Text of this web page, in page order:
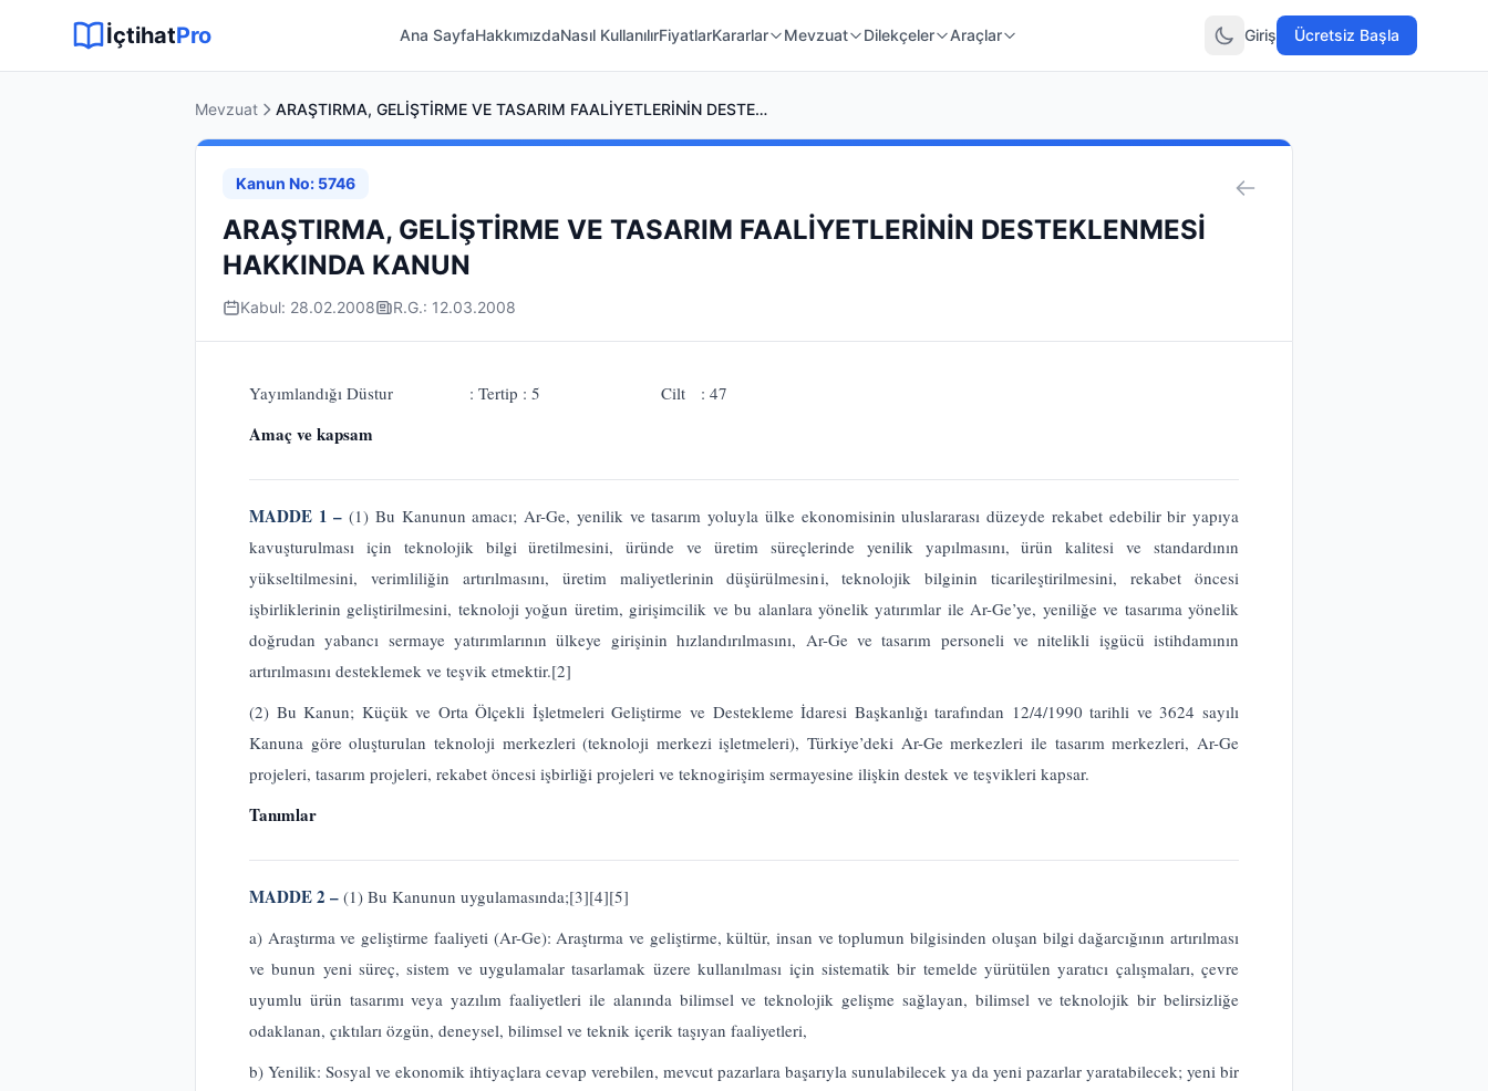
İçtihatPro Ana SayfaHakkımızdaNasıl KullanılırFiyatlarKararlar Mevzuat Dilekçeler Araçlar Giriş Ücretsiz Başla
Mevzuat ARAŞTIRMA, GELİŞTİRME VE TASARIM FAALİYETLERİNİN DESTEKLENMESİ HAKKINDA KANUN
Kanun No: 5746
ARAŞTIRMA, GELİŞTİRME VE TASARIM FAALİYETLERİNİN DESTEKLENMESİ
HAKKINDA KANUN
Kabul: 28.02.2008 R.G.: 12.03.2008
Yayımlandığı Düstur : Tertip : 5 Cilt : 47
Amaç ve kapsam
MADDE 1 –(1) Bu Kanunun amacı; Ar-Ge, yenilik ve tasarım yoluyla ülke ekonomisinin uluslararası düzeyde rekabet edebilir bir yapıya
kavuşturulması için teknolojik bilgi üretilmesini, üründe ve üretim süreçlerinde yenilik yapılmasını, ürün kalitesi ve standardının
yükseltilmesini, verimliliğin artırılmasını, üretim maliyetlerinin düşürülmesini, teknolojik bilginin ticarileştirilmesini, rekabet öncesi
işbirliklerinin geliştirilmesini, teknoloji yoğun üretim, girişimcilik ve bu alanlara yönelik yatırımlar ile Ar-Ge’ye, yeniliğe ve tasarıma yönelik
doğrudan yabancı sermaye yatırımlarının ülkeye girişinin hızlandırılmasını, Ar-Ge ve tasarım personeli ve nitelikli işgücü istihdamının
artırılmasını desteklemek ve teşvik etmektir.[2]
(2) Bu Kanun; Küçük ve Orta Ölçekli İşletmeleri Geliştirme ve Destekleme İdaresi Başkanlığı tarafından 12/4/1990 tarihli ve 3624 sayılı
Kanuna göre oluşturulan teknoloji merkezleri (teknoloji merkezi işletmeleri), Türkiye’deki Ar-Ge merkezleri ile tasarım merkezleri, Ar-Ge
projeleri, tasarım projeleri, rekabet öncesi işbirliği projeleri ve teknogirişim sermayesine ilişkin destek ve teşvikleri kapsar.
Tanımlar
MADDE 2 – (1) Bu Kanunun uygulamasında;[3][4][5]
a) Araştırma ve geliştirme faaliyeti (Ar-Ge): Araştırma ve geliştirme, kültür, insan ve toplumun bilgisinden oluşan bilgi dağarcığının artırılması
ve bunun yeni süreç, sistem ve uygulamalar tasarlamak üzere kullanılması için sistematik bir temelde yürütülen yaratıcı çalışmaları, çevre
uyumlu ürün tasarımı veya yazılım faaliyetleri ile alanında bilimsel ve teknolojik gelişme sağlayan, bilimsel ve teknolojik bir belirsizliğe
odaklanan, çıktıları özgün, deneysel, bilimsel ve teknik içerik taşıyan faaliyetleri,
b) Yenilik: Sosyal ve ekonomik ihtiyaçlara cevap verebilen, mevcut pazarlara başarıyla sunulabilecek ya da yeni pazarlar yaratabilecek; yeni bir